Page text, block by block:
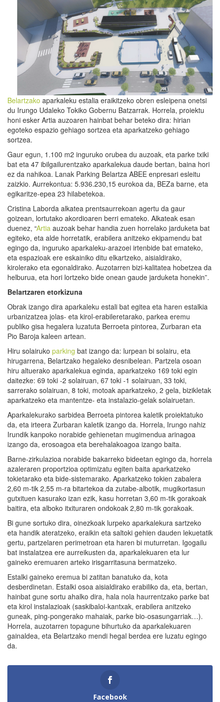
Belartzako aparkaleku estalia eraikitzeko obren esleipena onetsi
du Irungo Udaleko Tokiko Gobernu Batzarrak. Horrela, proiektu
honi esker Artia auzoaren hainbat behar beteko dira: hirian
egoteko espazio gehiago sortzea eta aparkatzeko gehiago
sortzea.
Gaur egun, 1.100 m2 inguruko orubea du auzoak, eta parke txiki
bat eta 47 ibilgailurentzako aparkalekua daude bertan, baina hori
ez da nahikoa. Lanak Parking Belartza ABEE enpresari esleitu
zaizkio. Aurrekontua: 5.936.230,15 eurokoa da, BEZa barne, eta
egikaritze-epea 23 hilabetekoa.
Cristina Laborda alkatea prentsaurrekoan agertu da gaur
goizean, lortutako akordioaren berri emateko. Alkateak esan
duenez, “Artia auzoak behar handia zuen horrelako jarduketa bat
egiteko, eta alde horretatik, erabilera anitzeko ekipamendu bat
egingo da, inguruko aparkaleku-arazoei irtenbide bat emateko,
eta espazioak ere eskainiko ditu elkartzeko, aisialdirako,
kirolerako eta egonaldirako. Auzotarren bizi-kalitatea hobetzea da
helburua, eta hori lortzeko bide onean gaude jarduketa honekin”.
Belartzaren etorkizuna
Obrak izango dira aparkaleku estali bat egitea eta haren estalkia
urbanizatzea jolas- eta kirol-erabileretarako, parkea eremu
publiko gisa hegalera luzatuta Berroeta pintorea, Zurbaran eta
Pio Baroja kaleen artean.
Hiru solairuko parking bat izango da: lurpean bi solairu, eta
hirugarrena, Belartzako hegaleko desnibelean. Partzela osoan
hiru altuerako aparkalekua eginda, aparkatzeko 169 toki egin
daitezke: 69 toki -2 solairuan, 67 toki -1 solairuan, 33 toki,
sarrerako solairuan, 8 toki, motoak aparkatzeko, 2 gela, bizikletak
aparkatzeko eta mantentze- eta instalazio-gelak solairuetan.
Aparkalekurako sarbidea Berroeta pintorea kaletik proiektatuko
da, eta irteera Zurbaran kaletik izango da. Horrela, Irungo nahiz
Irundik kanpoko norabide gehienetan mugimendua arinagoa
izango da, erosoagoa eta berehalakoagoa izango baita.
Barne-zirkulazioa norabide bakarreko bideetan egingo da, horrela
azaleraren proportzioa optimizatu egiten baita aparkatzeko
tokietarako eta bide-sistemarako. Aparkatzeko tokien zabalera
2,60 m-tik 2,55 m-ra bitartekoa da zutabe-albotik, mugikortasun
gutxituen kasurako izan ezik, kasu horretan 3,60 m-tik gorakoak
baitira, eta alboko itxituraren ondokoak 2,80 m-tik gorakoak.
Bi gune sortuko dira, oinezkoak lurpeko aparkalekura sartzeko
eta handik ateratzeko, eraikin eta saltoki gehien dauden lekuetatik
gertu, partzelaren perimetroan eta haren bi muturretan. Igogailu
bat instalatzea ere aurreikusten da, aparkalekuaren eta lur
gaineko eremuaren arteko irisgarritasuna bermatzeko.
Estalki gaineko eremua bi zatitan banatuko da, kota
desberdinetan. Estalki osoa aisialdirako erabiliko da, eta, bertan,
hainbat gune sortu ahalko dira, hala nola haurrentzako parke bat
eta kirol instalazioak (saskibaloi-kantxak, erabilera anitzeko
guneak, ping-pongerako mahaiak, parke bio-osasungarriak…).
Horrela, auzotarren topagune bihurtuko da aparkalekuaren
gainaldea, eta Belartzako mendi hegal berdea ere luzatu egingo
da.
Facebook